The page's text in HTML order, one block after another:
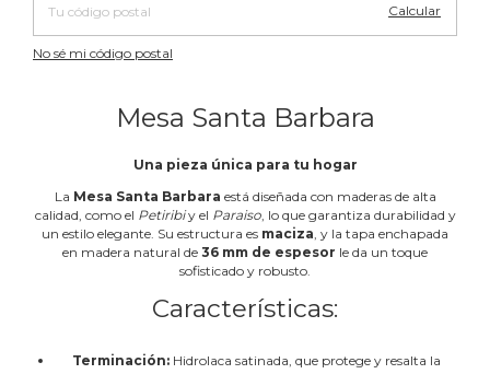
Calcular
No sé mi código postal
Mesa Santa Barbara
Una pieza única para tu hogar
La Mesa Santa Barbara está diseñada con maderas de alta
calidad, como el Petiribiy el Paraiso, lo que garantiza durabilidad y
un estilo elegante. Su estructura es maciza , y la tapa enchapada
en madera natural de 36 mm de espesor le da un toque
sofisticado y robusto.
Características:
Terminación:Hidrolaca satinada, que protege y resalta la